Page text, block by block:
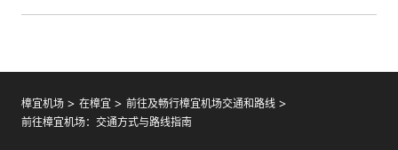
樟宜机场 在樟宜
前往及畅行樟宜机场交通和路线
前往樟宜机场：交通方式与路线指南